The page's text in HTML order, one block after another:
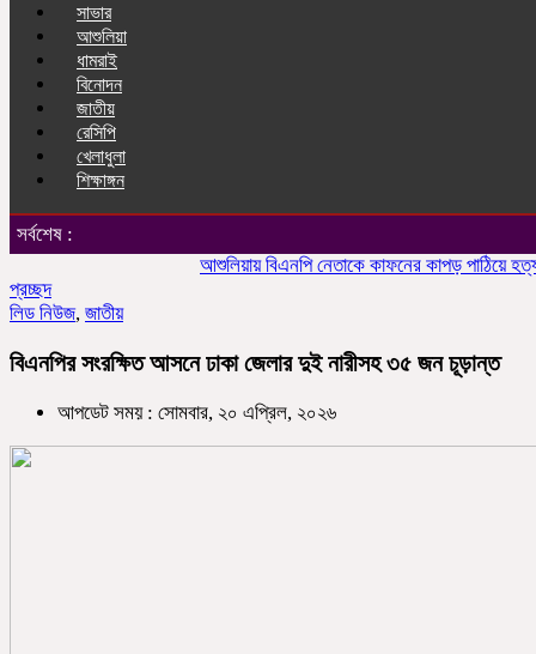
সাভার
আশুলিয়া
ধামরাই
বিনোদন
জাতীয়
রেসিপি
খেলাধুলা
শিক্ষাঙ্গন
সর্বশেষ :
আশুলিয়ায় বিএনপি নেতাকে কাফনের কাপড় পাঠিয়ে হত্যার
প্রচ্ছদ
লিড নিউজ, জাতীয়
বিএনপির সংরক্ষিত আসনে ঢাকা জেলার দুই নারীসহ ৩৫ জন চূড়ান্ত
আপডেট সময় : সোমবার, ২০ এপ্রিল, ২০২৬